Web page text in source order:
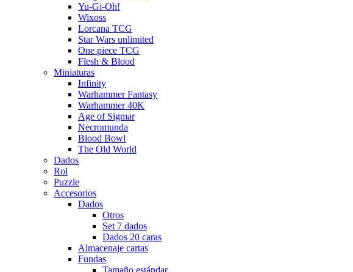
Yu-Gi-Oh!
Wixoss
Lorcana TCG
Star Wars unlimited
One piece TCG
Flesh & Blood
Miniaturas
Infinity
Warhammer Fantasy
Warhammer 40K
Age of Sigmar
Necromunda
Blood Bowl
The Old World
Dados
Rol
Puzzle
Accesorios
Dados
Otros
Set 7 dados
Dados 20 caras
Almacenaje cartas
Fundas
Tamaño estándar